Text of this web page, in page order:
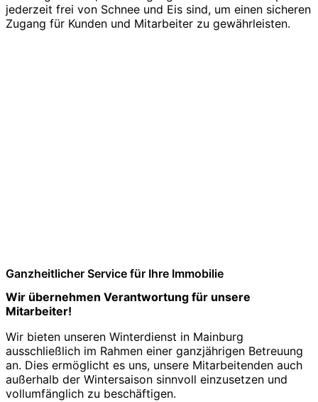
jederzeit frei von Schnee und Eis sind, um einen sicheren
Zugang für Kunden und Mitarbeiter zu gewährleisten.
Ganzheitlicher Service für Ihre Immobilie
Wir übernehmen Verantwortung für unsere
Mitarbeiter!
Wir bieten unseren Winterdienst in Mainburg
ausschließlich im Rahmen einer ganzjährigen Betreuung
an. Dies ermöglicht es uns, unsere Mitarbeitenden auch
außerhalb der Wintersaison sinnvoll einzusetzen und
vollumfänglich zu beschäftigen.